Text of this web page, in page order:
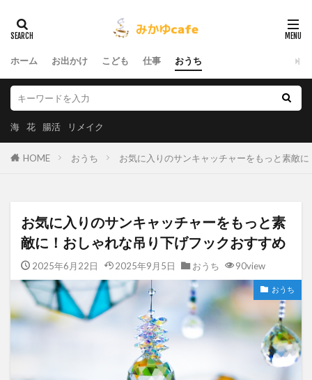
ホーム お出かけ こども 仕事 おうち
海 花 腸活 リメイク
HOME おうち お気に入りのサンキャッチャーをもっと素敵
お気に入りのサンキャッチャーをもっと素
敵に！おしゃれな吊り下げフックおすすめ
2025年6月22日 2025年9月5日 おうち 90view
おうち